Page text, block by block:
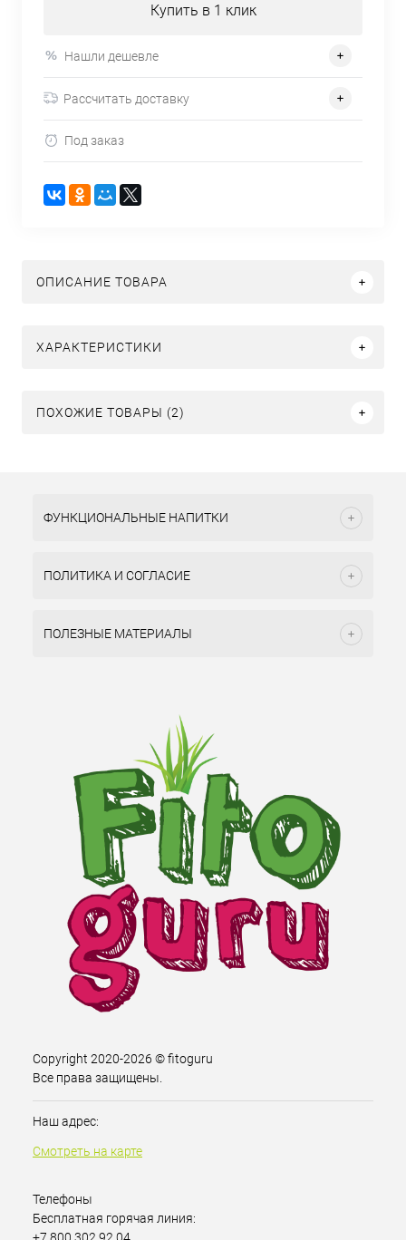
Купить в 1 клик
Нашли дешевле
Рассчитать доставку
Под заказ
ОПИСАНИЕ ТОВАРА
ХАРАКТЕРИСТИКИ
ПОХОЖИЕ ТОВАРЫ (2)
ФУНКЦИОНАЛЬНЫЕ НАПИТКИ
ПОЛИТИКА И СОГЛАСИЕ
ПОЛЕЗНЫЕ МАТЕРИАЛЫ
Copyright 2020-2026 © fitoguru
Все права защищены.
Наш адрес:
Смотреть на карте
Телефоны
Бесплатная горячая линия: